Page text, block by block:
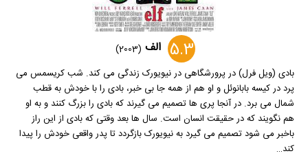
5.3 الف (2003)
بادی (ویل فرل) در پرورشگاهی در نیویورک زندگی می کند. شب کریسمس می
پرد در کیسه بابانوئل و او هم از همه جا بی خبر، بادی را با خودش به قطب
شمال می برد. در آنجا پری ها تصمیم می گیرند که بادی را بزرگ کنند و به او
هم نگویند که در حقیقت انسان است. سال ها بعد وقتی که بادی از این راز
باخبر می شود تصمیم می گیرد به نیویورک بازگردد تا پدر واقعی خودش را پیدا
کند…